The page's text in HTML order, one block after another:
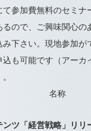
て参加費無料のセミナ
るので、ご興味関心の
み下さい。現地参加が
込も可能です（アーカ
名称
ンツ「経営戦略」リリ